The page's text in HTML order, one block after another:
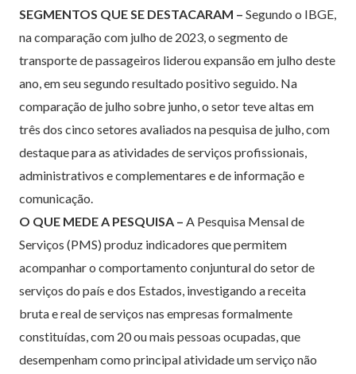
SEGMENTOS QUE SE DESTACARAM – Segundo o IBGE,
na comparação com julho de 2023, o segmento de
transporte de passageiros liderou expansão em julho deste
ano, em seu segundo resultado positivo seguido. Na
comparação de julho sobre junho, o setor teve altas em
três dos cinco setores avaliados na pesquisa de julho, com
destaque para as atividades de serviços profissionais,
administrativos e complementares e de informação e
comunicação.
O QUE MEDE A PESQUISA – A Pesquisa Mensal de
Serviços (PMS) produz indicadores que permitem
acompanhar o comportamento conjuntural do setor de
serviços do país e dos Estados, investigando a receita
bruta e real de serviços nas empresas formalmente
constituídas, com 20 ou mais pessoas ocupadas, que
desempenham como principal atividade um serviço não